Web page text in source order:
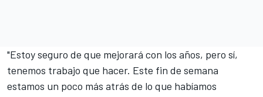
"Estoy seguro de que mejorará con los años, pero sí,
tenemos trabajo que hacer. Este fin de semana
estamos un poco más atrás de lo que habíamos